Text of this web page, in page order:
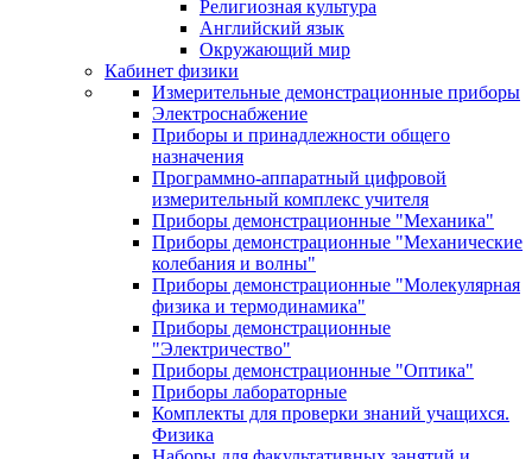
Религиозная культура
Английский язык
Окружающий мир
Кабинет физики
Измерительные демонстрационные приборы
Электроснабжение
Приборы и принадлежности общего
назначения
Программно-аппаратный цифровой
измерительный комплекс учителя
Приборы демонстрационные "Механика"
Приборы демонстрационные "Механические
колебания и волны"
Приборы демонстрационные "Молекулярная
физика и термодинамика"
Приборы демонстрационные
"Электричество"
Приборы демонстрационные "Оптика"
Приборы лабораторные
Комплекты для проверки знаний учащихся.
Физика